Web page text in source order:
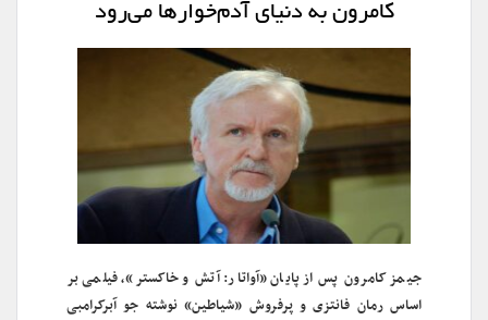
کامرون به دنیای آدم‌خوارها می‌رود
جیمز کامرون پس از پایان «آواتار: آتش و خاکستر»، فیلمی بر
اساس رمان فانتزی و پرفروش «شیاطین» نوشته جو آبرکرامبی